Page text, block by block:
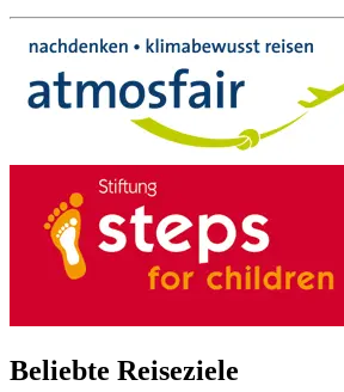
Beliebte Reiseziele